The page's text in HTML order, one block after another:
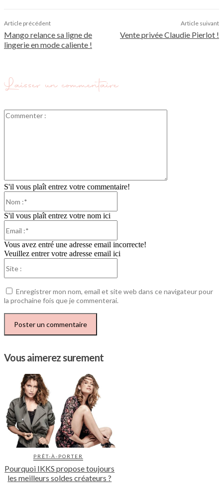
Article précédent
Mango relance sa ligne de
lingerie en mode caliente !
Article suivant
Vente privée Claudie Pierlot !
Laisser un commentaire
S'il vous plaît entrez votre commentaire!
S'il vous plaît entrez votre nom ici
Vous avez entré une adresse email incorrecte!
Veuillez entrer votre adresse email ici
Enregistrer mon nom, email et site web dans ce navigateur pour
la prochaine fois que je commenterai.
Vous aimerez surement
PRÊT-À-PORTER
Pourquoi IKKS propose toujours
les meilleurs soldes créateurs ?